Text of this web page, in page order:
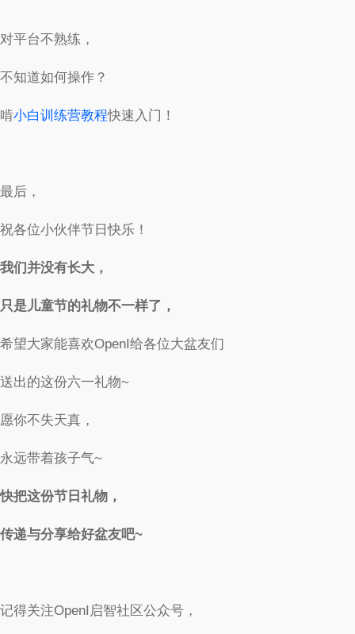
对平台不熟练，
不知道如何操作？
啃小白训练营教程快速入门！
最后，
祝各位小伙伴节日快乐！
我们并没有长大，
只是儿童节的礼物不一样了，
希望大家能喜欢OpenI给各位大盆友们
送出的这份六一礼物~
愿你不失天真，
永远带着孩子气~
快把这份节日礼物，
传递与分享给好盆友吧~
记得关注OpenI启智社区公众号，